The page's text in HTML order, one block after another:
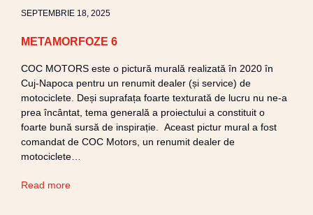
SEPTEMBRIE 18, 2025
METAMORFOZE 6
COC MOTORS este o pictură murală realizată în 2020 în
Cuj-Napoca pentru un renumit dealer (și service) de
motociclete. Deși suprafața foarte texturată de lucru nu ne-a
prea încântat, tema generală a proiectului a constituit o
foarte bună sursă de inspirație. Aceast pictur mural a fost
comandat de COC Motors, un renumit dealer de
motociclete…
Read more